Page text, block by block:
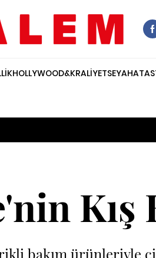
HOLLYWOOD&KRALİYETSEYAHAT
Kış
bakım ürünleriyle